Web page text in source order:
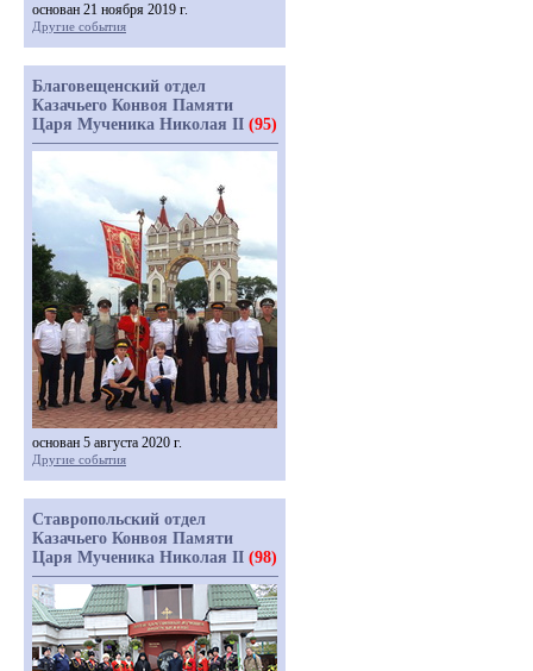
основан 21 ноября 2019 г.
Другие события
Благовещенский отдел
Казачьего Конвоя Памяти
Царя Мученика Николая II (95)
основан 5 августа 2020 г.
Другие события
Ставропольский отдел
Казачьего Конвоя Памяти
Царя Мученика Николая II (98)